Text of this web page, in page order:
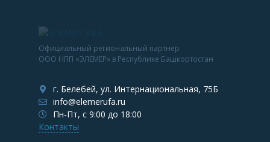
Официальный региональный партнер
ООО НПП «ЭЛЕМЕР» в Республике Башкортостан
г. Белебей, ул. Интернациональная, 75Б
info@elemerufa.ru
Пн-Пт, с 9:00 до 18:00
Контакты